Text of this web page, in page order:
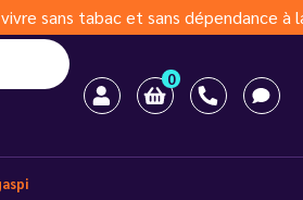
sans tabac et sans dépendance à
0